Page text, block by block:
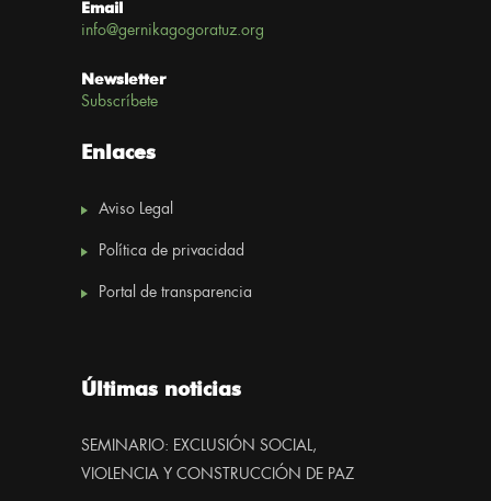
Email
info@gernikagogoratuz.org
Newsletter
Subscríbete
Enlaces
Aviso Legal
Política de privacidad
Portal de transparencia
Últimas noticias
SEMINARIO: EXCLUSIÓN SOCIAL,
VIOLENCIA Y CONSTRUCCIÓN DE PAZ